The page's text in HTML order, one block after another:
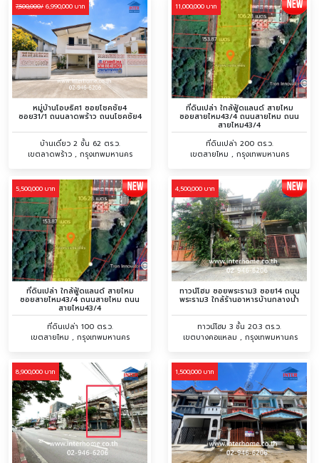
7,500,000/ 6,990,000 บาท
หมู่บ้านโอษธิศ1 ซอยโชคชัย4
ซอย31/1 ถนนลาดพร้าว ถนนโชคชัย4
บ้านเดี่ยว 2 ชั้น 62 ตร.ว.
เขตลาดพร้าว , กรุงเทพมหานคร
11,000,000 บาท
ที่ดินเปล่า ใกล้ฟู้ดแลนด์ สายไหม
ซอยสายไหม43/4 ถนนสายไหม ถนน
สายไหม43/4
ที่ดินเปล่า 200 ตร.ว.
เขตสายไหม , กรุงเทพมหานคร
5,500,000 บาท
ที่ดินเปล่า ใกล้ฟู้ดแลนด์ สายไหม
ซอยสายไหม43/4 ถนนสายไหม ถนน
สายไหม43/4
ที่ดินเปล่า 100 ตร.ว.
เขตสายไหม , กรุงเทพมหานคร
4,500,000 บาท
ทาวน์โฮม ซอยพระราม3 ซอย14 ถนน
พระราม3 ใกล้ร้านอาหารบ้านกลางน้ำ
ทาวน์โฮม 3 ชั้น 20.3 ตร.ว.
เขตบางคอแหลม , กรุงเทพมหานคร
8,900,000 บาท 1,500,000 บาท